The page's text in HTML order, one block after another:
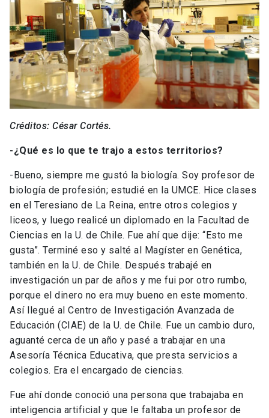
Créditos: César Cortés.
-¿Qué es lo que te trajo a estos territorios?
-Bueno, siempre me gustó la biología. Soy profesor de
biología de profesión; estudié en la UMCE. Hice clases
en el Teresiano de La Reina, entre otros colegios y
liceos, y luego realicé un diplomado en la Facultad de
Ciencias en la U. de Chile. Fue ahí que dije: “Esto me
gusta”. Terminé eso y salté al Magíster en Genética,
también en la U. de Chile. Después trabajé en
investigación un par de años y me fui por otro rumbo,
porque el dinero no era muy bueno en este momento.
Así llegué al Centro de Investigación Avanzada de
Educación (CIAE) de la U. de Chile. Fue un cambio duro,
aguanté cerca de un año y pasé a trabajar en una
Asesoría Técnica Educativa, que presta servicios a
colegios. Era el encargado de ciencias.
Fue ahí donde conoció una persona que trabajaba en
inteligencia artificial y que le faltaba un profesor de